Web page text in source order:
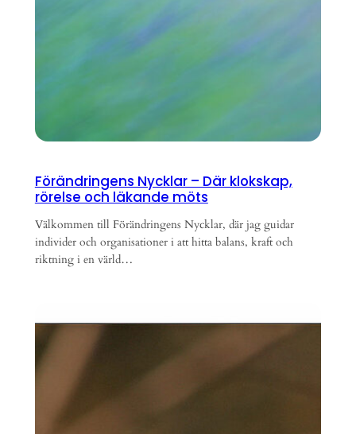
Förändringens Nycklar – Där klokskap,
rörelse och läkande möts
Välkommen till Förändringens Nycklar, där jag guidar
individer och organisationer i att hitta balans, kraft och
riktning i en värld…